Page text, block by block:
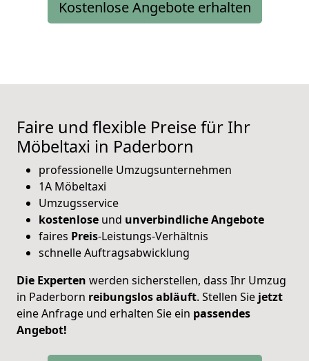
Kostenlose Angebote erhalten
Faire und flexible Preise für Ihr
Möbeltaxi in Paderborn
professionelle Umzugsunternehmen
1A Möbeltaxi
Umzugsservice
kostenlose und unverbindlicheAngebote
faires Preis-Leistungs-Verhältnis
schnelle Auftragsabwicklung
Die Experten werden sicherstellen, dass Ihr Umzug
in Paderborn reibungslosabläuft. Stellen Sie jetzt
eine Anfrage und erhalten Sie ein passendes
Angebot!